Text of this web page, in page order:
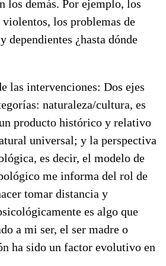
los demás. Por ejemplo, los
los problemas de
dependientes ¿hasta dónde
las intervenciones: Dos ejes
naturaleza/cultura, es
producto histórico y relativo
universal; y la perspectiva
es decir, el modelo de
me informa del rol de
tomar distancia y
es algo que
a mi ser, el ser madre o
ha sido un factor evolutivo en